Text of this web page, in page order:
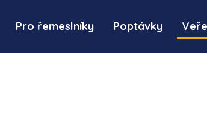
Pro řemeslníky Poptávky